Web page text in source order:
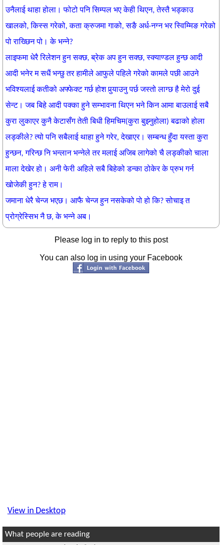
उनैलाई थाहा होला। फोटो पनि सिम्पल भए केही थिएन, तेस्तै भड्काउ
खालको, किस्स गरेको, कता क्रुजमा गाको, सङै अर्ध-नग्न भर स्विम्मिङ गरेको
पो राख्छिन पो। के भन्ने?
लाइफमा धेरै रिलेशन हुन सक्छ, ब्रेक अप हुन सक्छ, स्क्याण्डल हुन्छ आदी
आदी भनेर म सधैं भन्छु तर हामीले आफुले पहिले गरेको कामले पछी आउने
भविश्यलाई कतीको अफ्फेक्ट गर्छ होश पुर्‍याउनु पर्छ जस्तो लाग्छ है मेरो दुई
सेन्ट। जब बिहे आदी पक्का हुने सम्भावना थिएन भने किन आमा बाउलाई सबै
कुरा लुकाएर कुनै केटासँग तेती बिधी हिमचिम(कुरा बुझ्नुहोला) बढाको होला
लड्कीले? त्यो पनि सबैलाई थाहा हुने गरेर, देखाएर। सम्बन्ध हुँदा यस्ता कुरा
हुन्छन, गरिन्छ नि भन्लान भन्नेले तर मलाई अजिब लागेको चै लड्कीको चाला
माला देखेर हो। अनी फेरी अहिले सबै बिहेको डन्का ठोकेर के प्रुभ गर्न
खोजेकी हुन? हे राम।
जमाना धेरै चेन्ज भएछ। आफै चेन्ज हुन नसकेको पो हो कि? सोचाइ त
प्रोग्रेस्सिभ नै छ, के भन्ने अब।
Please log in to reply to this post
You can also log in using your Facebook
View in Desktop
What people are reading